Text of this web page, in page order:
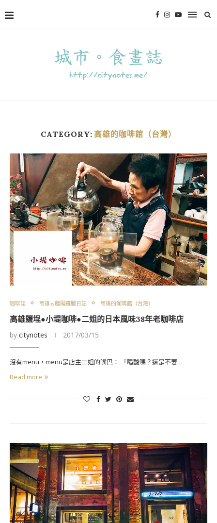
CATEGORY: 高雄的咖啡館（台灣）
咖啡誌 高雄☼豔陽鐵腿日記 高雄的咖啡館（台灣）
高雄鹽埕●小堤咖啡●二姐的日本風味38年老咖啡店
by citynotes 2017/03/15
沒有menu，menu是店主二姐的嘴巴： 「喝酸嗎？還是不要…
Read more